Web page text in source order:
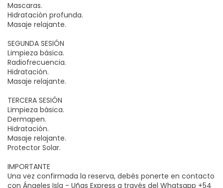
Mascaras.
Hidratación profunda.
Masaje relajante.
SEGUNDA SESIÓN
Limpieza básica.
Radiofrecuencia.
Hidratación.
Masaje relajante.
TERCERA SESIÓN
Limpieza básica.
Dermapen.
Hidratación.
Masaje relajante.
Protector Solar.
IMPORTANTE
Una vez confirmada la reserva, debés ponerte en contacto
con Ángeles Isla - Uñas Express a través del Whatsapp +54